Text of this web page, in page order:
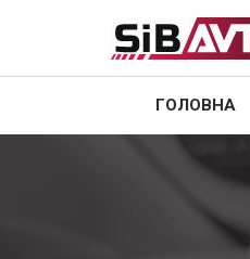
ГОЛОВНА